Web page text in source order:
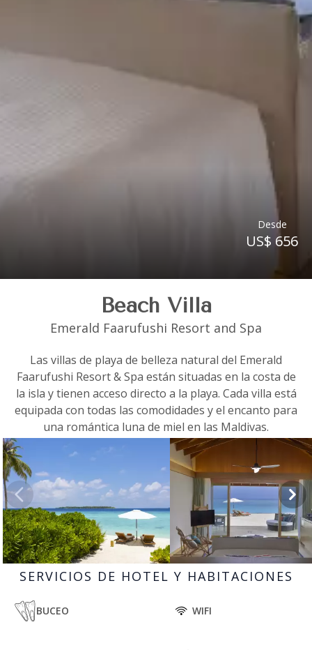
Desde
US$ 656
Beach Villa
Emerald Faarufushi Resort and Spa
Las villas de playa de belleza natural del Emerald
Faarufushi Resort & Spa están situadas en la costa de
la isla y tienen acceso directo a la playa. Cada villa está
equipada con todas las comodidades y el encanto para
una romántica luna de miel en las Maldivas.
SERVICIOS DE HOTEL Y HABITACIONES
BUCEO WIFI